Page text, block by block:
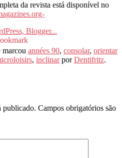
da revista está disponível no
marcou années 90, consolar, orientar
, inclinarporDentifritz.
publicado. Campos obrigatórios são